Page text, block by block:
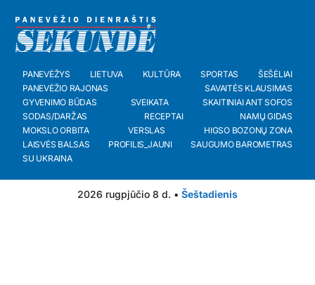
PANEVĖŽYS LIETUVA KULTŪRA SPORTAS
ŠEŠĖLIAI
PANEVĖŽIO RAJONAS
SAVAITĖS KLAUSIMAS
GYVENIMO BŪDAS
SVEIKATA
SKAITINIAI ANT SOFOS
SODAS/DARŽAS
RECEPTAI
NAMŲ GIDAS
MOKSLO ORBITA
VERSLAS
HIGSO BOZONŲ ZONA
LAISVĖS BALSAS
PROFILIS_JAUNI
SAUGUMO BAROMETRAS
SU UKRAINA
2026 rugpjūčio 8 d. • Šeštadienis